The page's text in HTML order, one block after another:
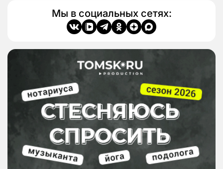
Мы в социальных сетях: